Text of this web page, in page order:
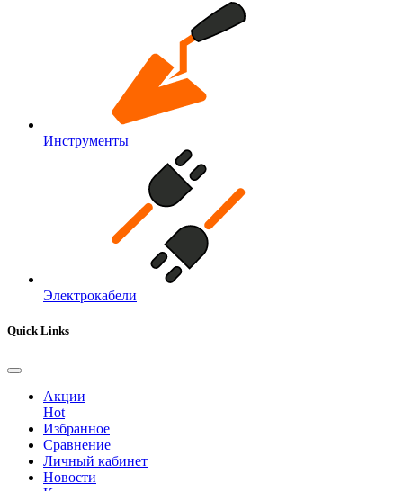
Инструменты
Электрокабели
Quick Links
Акции
Hot
Избранное
Сравнение
Личный кабинет
Новости